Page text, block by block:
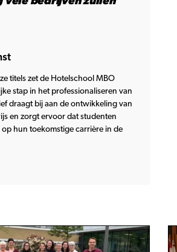
titels zet de Hotelschool MBO
stap in het professionaliseren van
draagt bij aan de ontwikkeling van
en zorgt ervoor dat studenten
hun toekomstige carrière in de